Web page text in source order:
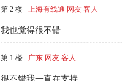
第 2 楼 上海有线通 网友 客人
我也觉得很不错
第 1 楼 广东 网友 客人
很不错我一直在支持